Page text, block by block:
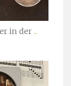
in der ...